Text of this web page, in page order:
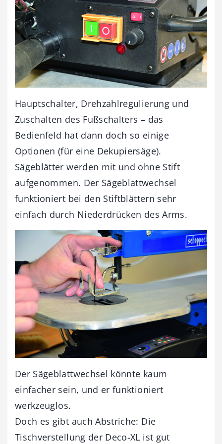
Hauptschalter, Drehzahlregulierung und
Zuschalten des Fußschalters – das
Bedienfeld hat dann doch so einige
Optionen (für eine Dekupiersäge).
Sägeblätter werden mit und ohne Stift
aufgenommen. Der Sägeblattwechsel
funktioniert bei den Stiftblättern sehr
einfach durch Niederdrücken des Arms.
Der Sägeblattwechsel könnte kaum
einfacher sein, und er funktioniert
werkzeuglos.
Doch es gibt auch Abstriche: Die
Tischverstellung der Deco-XL ist gut